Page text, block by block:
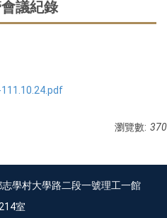
議紀錄
瀏覽數: 370
學村大學路二段一號理工一館
室